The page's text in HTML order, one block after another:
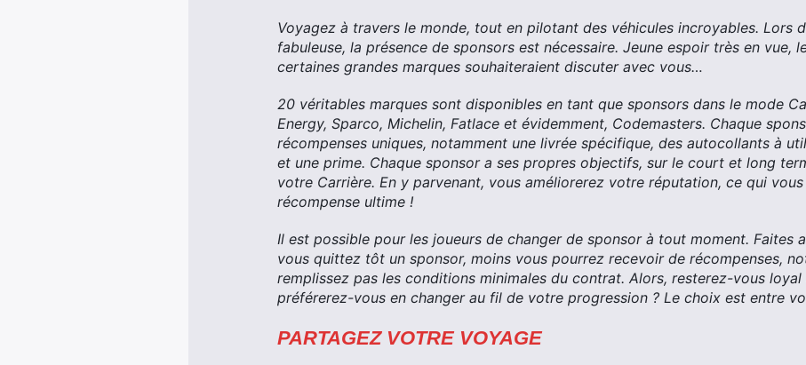
Voyagez à travers le monde, tout en pilotant des véhicules incroyables. Lors
fabuleuse, la présence de sponsors est nécessaire. Jeune espoir très en vue,
certaines grandes marques souhaiteraient discuter avec vous…
20 véritables marques sont disponibles en tant que sponsors dans le mode
Energy, Sparco, Michelin, Fatlace et évidemment, Codemasters. Chaque
récompenses uniques, notamment une livrée spécifique, des autocollants à
et une prime. Chaque sponsor a ses propres objectifs, sur le court et long
votre Carrière. En y parvenant, vous améliorerez votre réputation, ce qui
récompense ultime !
Il est possible pour les joueurs de changer de sponsor à tout moment. Faites
vous quittez tôt un sponsor, moins vous pourrez recevoir de récompenses,
remplissez pas les conditions minimales du contrat. Alors, resterez-vous loyal
préférerez-vous en changer au fil de votre progression ? Le choix est entre
PARTAGEZ VOTRE VOYAGE